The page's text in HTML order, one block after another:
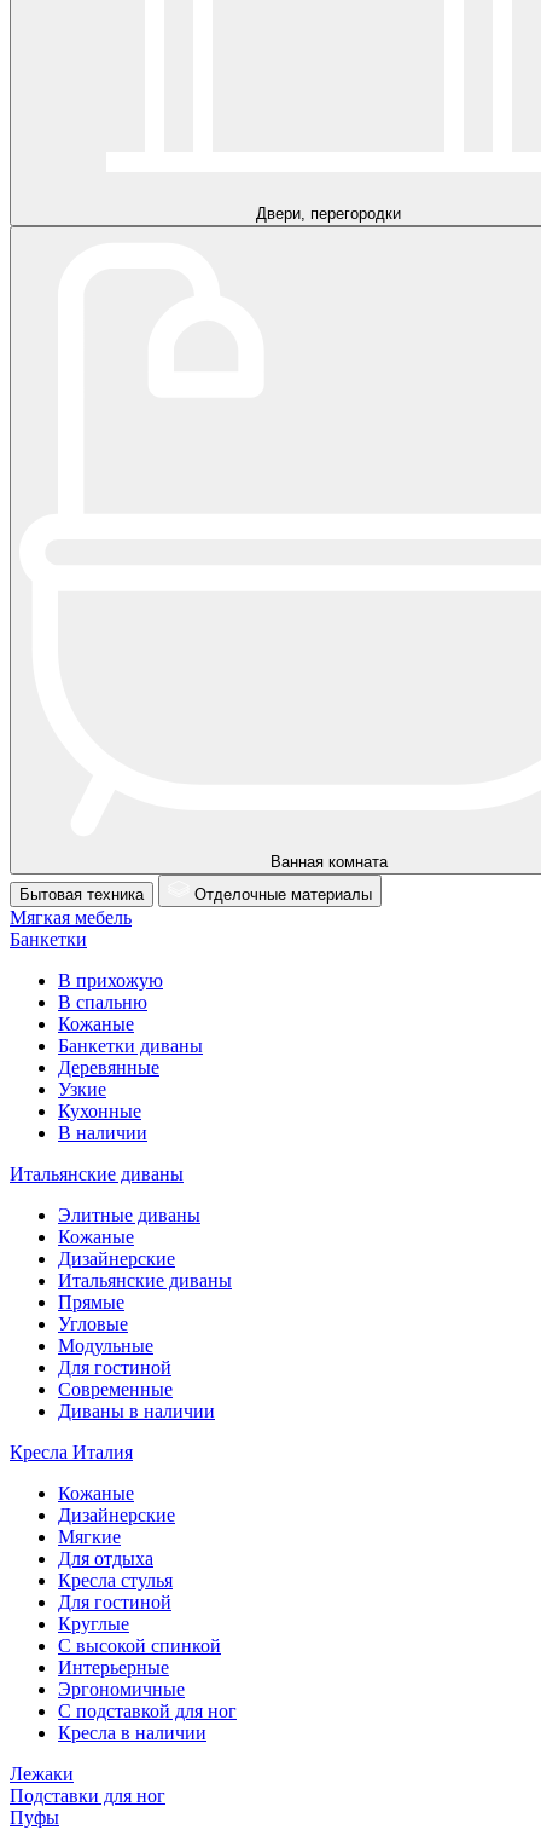
Двери, перегородки
Ванная комната
Бытовая техника
Отделочные материалы
Мягкая мебель
Банкетки
В прихожую
В спальню
Кожаные
Банкетки диваны
Деревянные
Узкие
Кухонные
В наличии
Итальянские диваны
Элитные диваны
Кожаные
Дизайнерские
Итальянские диваны
Прямые
Угловые
Модульные
Для гостиной
Современные
Диваны в наличии
Кресла Италия
Кожаные
Дизайнерские
Мягкие
Для отдыха
Кресла стулья
Для гостиной
Круглые
С высокой спинкой
Интерьерные
Эргономичные
С подставкой для ног
Кресла в наличии
Лежаки
Подставки для ног
Пуфы